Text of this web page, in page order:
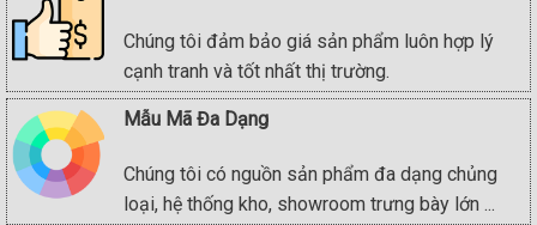
Chúng tôi đảm bảo giá sản phẩm luôn hợp lý
cạnh tranh và tốt nhất thị trường.
Mẫu Mã Đa Dạng
Chúng tôi có nguồn sản phẩm đa dạng chủng
loại, hệ thống kho, showroom trưng bày lớn ...